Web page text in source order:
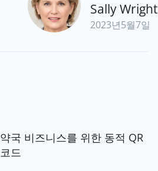
Sally Wright
2023년5월7일
약국 비즈니스를 위한 동적 QR
코드